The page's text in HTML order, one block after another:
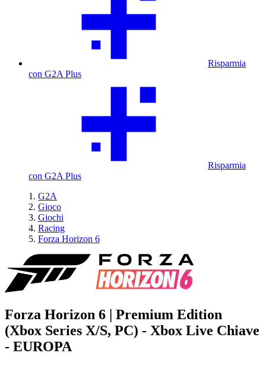
Risparmia
con G2A Plus
Risparmia
con G2A Plus
G2A
Gioco
Giochi
Racing
Forza Horizon 6
Forza Horizon 6 | Premium Edition
(Xbox Series X/S, PC) - Xbox Live Chiave
- EUROPA